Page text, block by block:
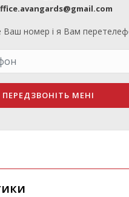
Ваш номер і я Вам
ПЕРЕДЗВОНІТЬ МЕНІ